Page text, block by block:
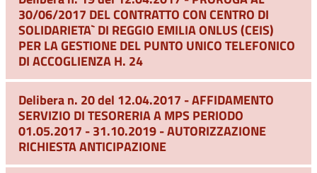
30/06/2017 DEL CONTRATTO CON CENTRO DI
SOLIDARIETA` DI REGGIO EMILIA ONLUS (CEIS)
PER LA GESTIONE DEL PUNTO UNICO TELEFONICO
DI ACCOGLIENZA H. 24
Delibera n. 20 del 12.04.2017 - AFFIDAMENTO
SERVIZIO DI TESORERIA A MPS PERIODO
01.05.2017 - 31.10.2019 - AUTORIZZAZIONE
RICHIESTA ANTICIPAZIONE